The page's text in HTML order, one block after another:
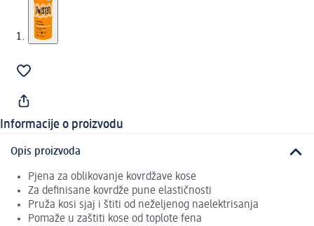
Informacije o proizvodu
Opis proizvoda
Pjena za oblikovanje kovrdžave kose
Za definisane kovrdže pune elastičnosti
Pruža kosi sjaj i štiti od neželjenog naelektrisanja
Pomaže u zaštiti kose od toplote fena